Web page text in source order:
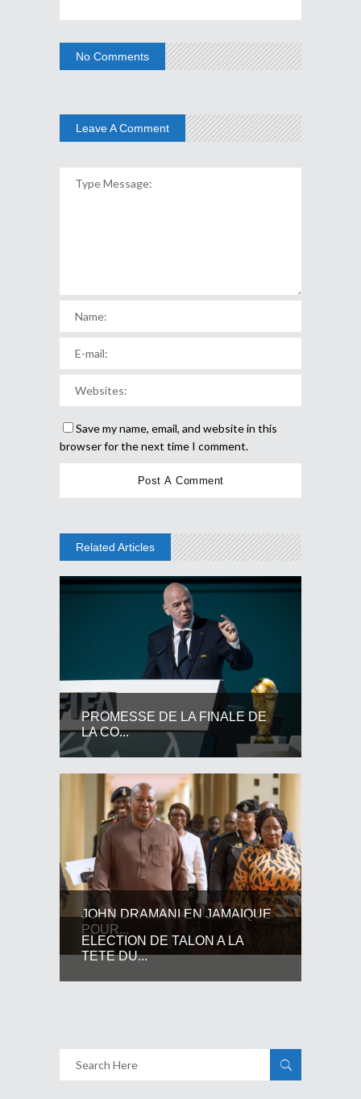
No Comments
Leave A Comment
Save my name, email, and website in this
browser for the next time I comment.
Related Articles
PROMESSE DE LA FINALE DE
LA CO...
JOHN DRAMANI EN JAMAIQUE
POUR...
ELECTION DE TALON A LA
TETE DU...